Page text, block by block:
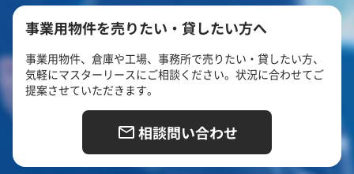
事業用物件を売りたい・貸したい方へ
事業用物件、倉庫や工場、事務所で売りたい・貸したい方、
気軽にマスターリースにご相談ください。状況に合わせてご
提案させていただきます。
相談問い合わせ